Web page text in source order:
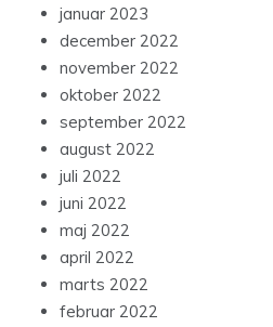
januar 2023
december 2022
november 2022
oktober 2022
september 2022
august 2022
juli 2022
juni 2022
maj 2022
april 2022
marts 2022
februar 2022